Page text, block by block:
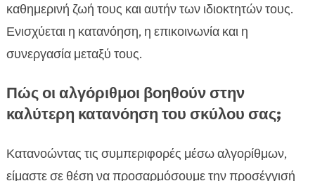
καθημερινή ζωή τους και αυτήν των ιδιοκτητών τους.
Ενισχύεται η κατανόηση, η επικοινωνία και η
συνεργασία μεταξύ τους.
Πώς οι αλγόριθμοι βοηθούν στην
καλύτερη κατανόηση του σκύλου σας;
Κατανοώντας τις συμπεριφορές μέσω αλγορίθμων,
είμαστε σε θέση να προσαρμόσουμε την προσέγγισή